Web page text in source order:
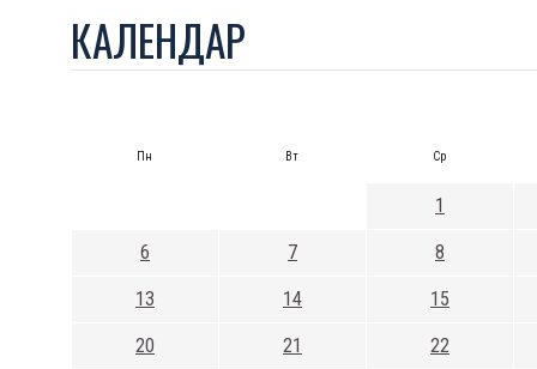
КАЛЕНДАР
Пн Вт Ср
1
6 7 8
13 14 15
20 21 22